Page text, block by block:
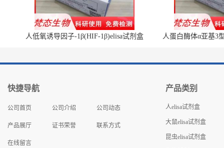
人低氧诱导因子-1β(HIF-1β)elisa试剂盒 人蛋白酶体α亚基3
快捷导航
公司首页 公司介绍 公司动态
产品展厅 证书荣誉 联系方式
在线留言
产品类别
人elisa试剂盒
大鼠elisa试剂盒
昆虫elisa试剂盒